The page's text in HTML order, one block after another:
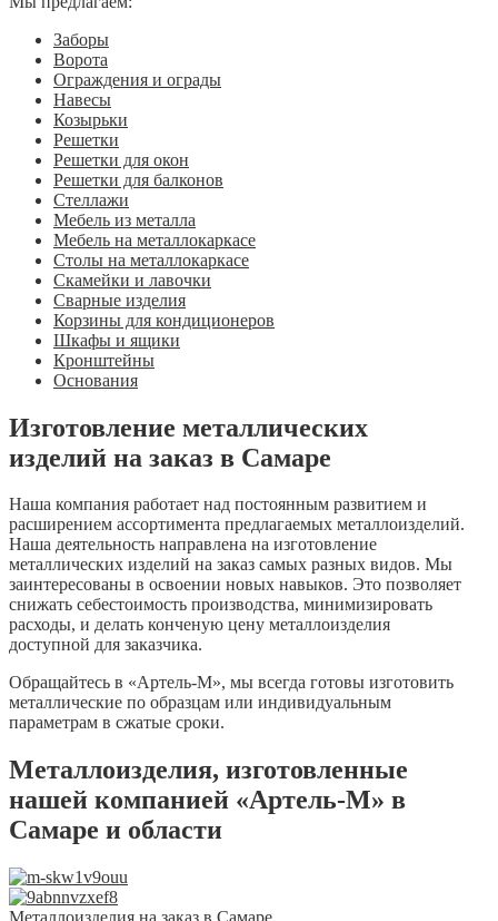
Заборы
Ворота
Ограждения и ограды
Навесы
Козырьки
Решетки
Решетки для окон
Решетки для балконов
Стеллажи
Мебель из металла
Мебель на металлокаркасе
Столы на металлокаркасе
Скамейки и лавочки
Сварные изделия
Корзины для кондиционеров
Шкафы и ящики
Кронштейны
Основания
Изготовление металлических
изделий на заказ в Самаре
Наша компания работает над постоянным развитием и
расширением ассортимента предлагаемых металлоизделий.
Наша деятельность направлена на изготовление
металлических изделий на заказ самых разных видов. Мы
заинтересованы в освоении новых навыков. Это позволяет
снижать себестоимость производства, минимизировать
расходы, и делать конченую цену металлоизделия
доступной для заказчика.
Обращайтесь в «Артель-М», мы всегда готовы изготовить
металлические по образцам или индивидуальным
параметрам в сжатые сроки.
Металлоизделия, изготовленные
нашей компанией «Артель-М» в
Самаре и области